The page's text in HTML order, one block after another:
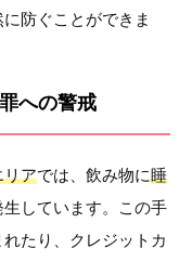
防ぐことができま
への警戒
リアでは、飲み物に睡
しています。この手
たり、クレジットカ